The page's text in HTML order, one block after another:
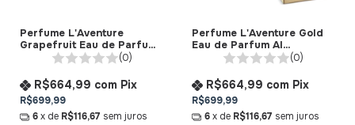
Perfume L'Aventure
Grapefruit Eau de Parfum
Al Haramain
(0)
R$699,99
R$664,99 com Pix
6x de R$116,67 sem juros
Perfume L'Aventure Gold
Eau de Parfum Al
Haramain
(0)
R$699,99
R$664,99 com Pix
6 x de R$116,67 sem juros